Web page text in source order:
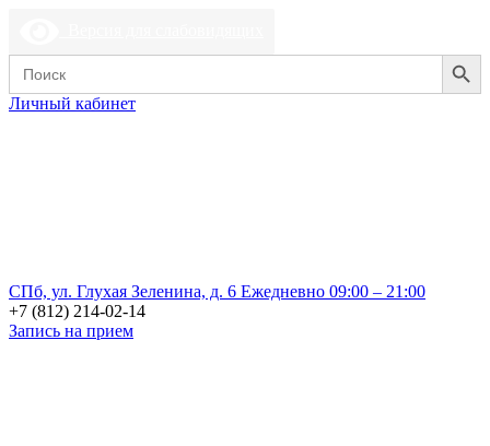
Search
for:
Search Button
Личный кабинет
СПб, ул. Глухая Зеленина, д. 6 Ежедневно 09:00 – 21:00
+7 (812) 214-02-14
Запись на прием